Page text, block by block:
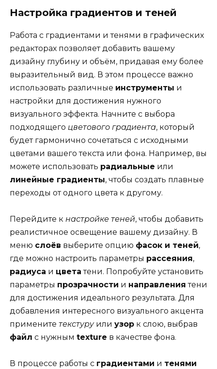
Настройка градиентов и теней
Работа с градиентами и тенями в графических
редакторах позволяет добавить вашему
дизайну глубину и объём, придавая ему более
выразительный вид. В этом процессе важно
использовать различные инструменты и
настройки для достижения нужного
визуального эффекта. Начните с выбора
подходящего цветового градиента, который
будет гармонично сочетаться с исходными
цветами вашего текста или фона. Например, вы
можете использовать радиальные или
линейные градиенты, чтобы создать плавные
переходы от одного цвета к другому.
Перейдите к настройке теней, чтобы добавить
реалистичное освещение вашему дизайну. В
меню слоёв выберите опцию фасок и теней,
где можно настроить параметры рассеяния,
радиуса и цвета тени. Попробуйте установить
параметры прозрачности и направления тени
для достижения идеального результата. Для
добавления интересного визуального акцента
примените текстуруили узор к слою, выбрав
файл с нужным texture в качестве фона.
В процессе работы с градиентами и тенями